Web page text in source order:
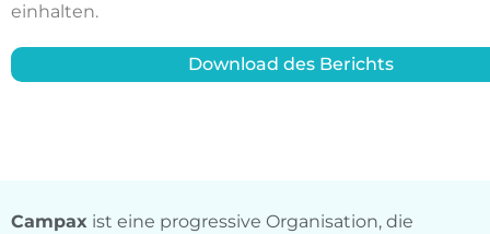
einhalten.
Download des Berichts
Campax ist eine progressive Organisation, die